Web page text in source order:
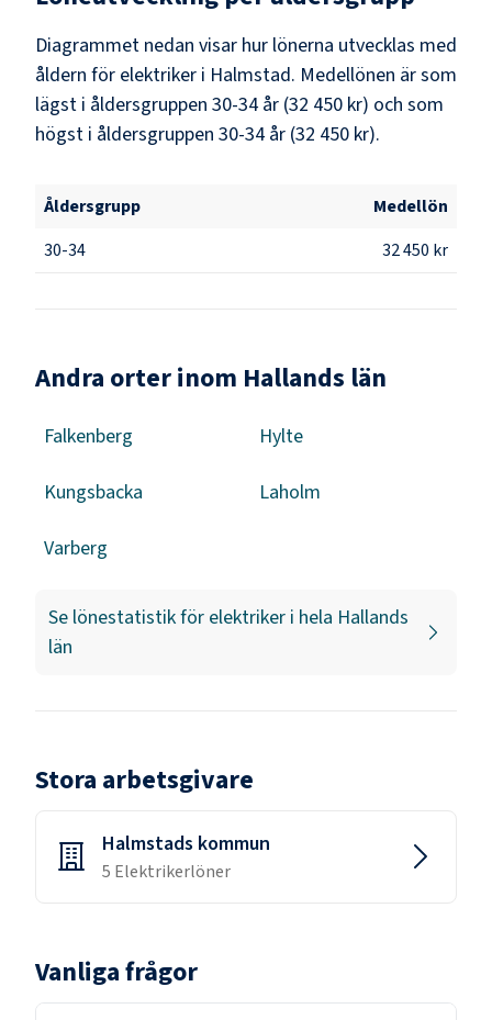
Diagrammet nedan visar hur lönerna utvecklas med
åldern för elektriker i Halmstad. Medellönen är som
lägst i åldersgruppen 30-34 år (32 450 kr) och som
högst i åldersgruppen 30-34 år (32 450 kr).
Åldersgrupp
Medellön
30-34
32 450 kr
Andra orter inom Hallands län
Falkenberg Hylte
Kungsbacka Laholm
Varberg
Se lönestatistik för elektriker i hela Hallands
län
Stora arbetsgivare
Halmstads kommun
5 Elektrikerlöner
Vanliga frågor